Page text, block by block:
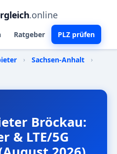
.online
Ratgeber PLZ prüfen
› Sachsen-Anhalt
›
Bröckau:
& LTE/5G